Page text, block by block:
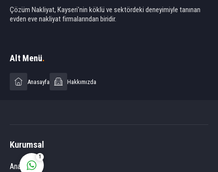
Çözüm Nakliyat, Kayseri'nin köklü ve sektördeki deneyimiyle tanınan
evden eve nakliyat firmalarından biridir.
Alt Menü.
Anasayfa Hakkımızda
Kurumsal
Anasayfa
1